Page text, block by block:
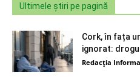
Ultimele știri pe pagină
Cork, în fața
ignorat:
Redacția